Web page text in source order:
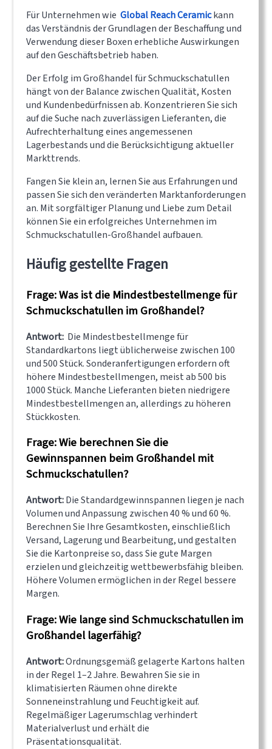
Für Unternehmen wie Global Reach Ceramickann
das Verständnis der Grundlagen der Beschaffung und
Verwendung dieser Boxen erhebliche Auswirkungen
auf den Geschäftsbetrieb haben.
Der Erfolg im Großhandel für Schmuckschatullen
hängt von der Balance zwischen Qualität, Kosten
und Kundenbedürfnissen ab. Konzentrieren Sie sich
auf die Suche nach zuverlässigen Lieferanten, die
Aufrechterhaltung eines angemessenen
Lagerbestands und die Berücksichtigung aktueller
Markttrends.
Fangen Sie klein an, lernen Sie aus Erfahrungen und
passen Sie sich den veränderten Marktanforderungen
an. Mit sorgfältiger Planung und Liebe zum Detail
können Sie ein erfolgreiches Unternehmen im
Schmuckschatullen-Großhandel aufbauen.
Häufig gestellte Fragen
Frage: Was ist die Mindestbestellmenge für
Schmuckschatullen im Großhandel?
Antwort: Die Mindestbestellmenge für
Standardkartons liegt üblicherweise zwischen 100
und 500 Stück. Sonderanfertigungen erfordern oft
höhere Mindestbestellmengen, meist ab 500 bis
1000 Stück. Manche Lieferanten bieten niedrigere
Mindestbestellmengen an, allerdings zu höheren
Stückkosten.
Frage: Wie berechnen Sie die
Gewinnspannen beim Großhandel mit
Schmuckschatullen?
Antwort:Die Standardgewinnspannen liegen je nach
Volumen und Anpassung zwischen 40 % und 60 %.
Berechnen Sie Ihre Gesamtkosten, einschließlich
Versand, Lagerung und Bearbeitung, und gestalten
Sie die Kartonpreise so, dass Sie gute Margen
erzielen und gleichzeitig wettbewerbsfähig bleiben.
Höhere Volumen ermöglichen in der Regel bessere
Margen.
Frage: Wie lange sind Schmuckschatullen im
Großhandel lagerfähig?
Antwort:Ordnungsgemäß gelagerte Kartons halten
in der Regel 1–2 Jahre. Bewahren Sie sie in
klimatisierten Räumen ohne direkte
Sonneneinstrahlung und Feuchtigkeit auf.
Regelmäßiger Lagerumschlag verhindert
Materialverlust und erhält die
Präsentationsqualität.